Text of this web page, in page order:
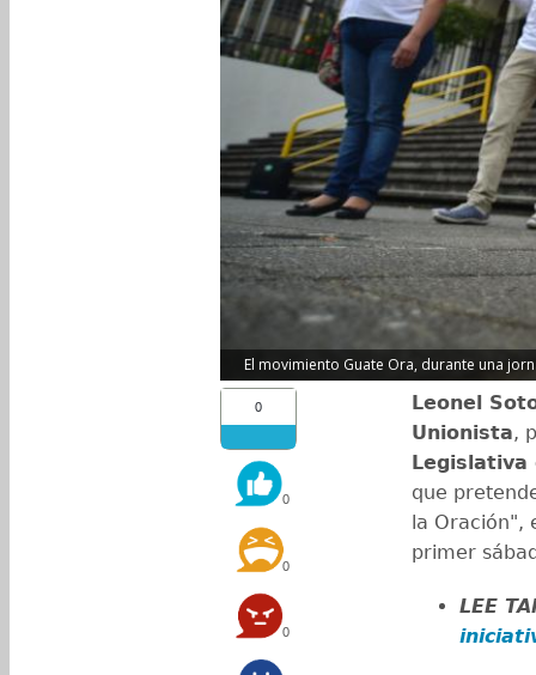
El movimiento Guate Ora, durante una
0
0
0
0
Leonel
Unionista,
Legislativa
que
la Oración",
primer
LEE